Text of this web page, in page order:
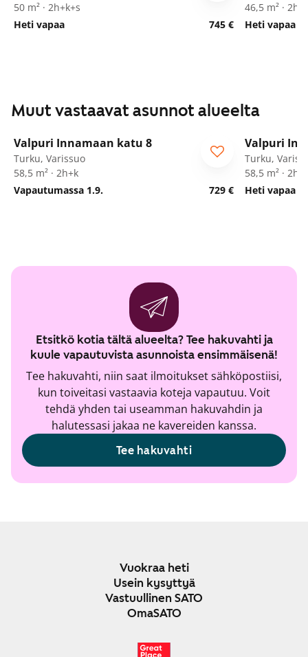
50 m² · 2h+k+s
Heti vapaa
745 €
46,5 m² ·
Heti vapaa
Muut vastaavat asunnot alueelta
Valpuri Innamaan katu 8
Turku, Varissuo
58,5 m² · 2h+k
Vapautumassa 1.9.
729 €
Valpuri
Turku,
58,5 m² ·
Heti vapaa
Etsitkö kotia tältä alueelta? Tee hakuvahti ja
kuule vapautuvista asunnoista ensimmäisenä!
Tee hakuvahti, niin saat ilmoitukset sähköpostiisi,
kun toiveitasi vastaavia koteja vapautuu. Voit
tehdä yhden tai useamman hakuvahdin ja
halutessasi jakaa ne kavereiden kanssa.
Tee hakuvahti
Vuokraa heti
Usein kysyttyä
Vastuullinen SATO
OmaSATO